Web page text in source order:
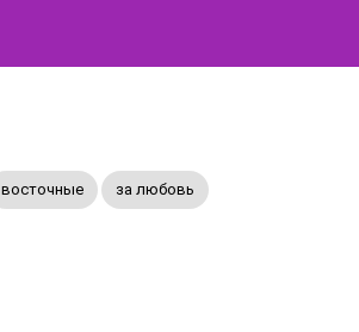
восточные за любовь